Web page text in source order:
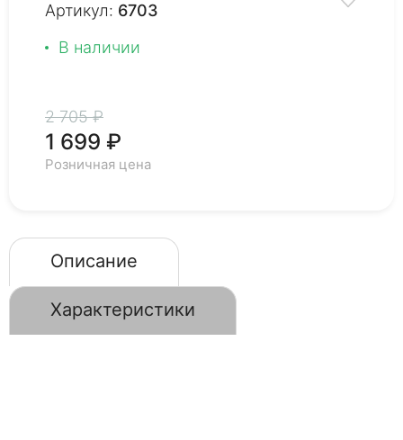
Артикул: 6703
В наличии
2 705 ₽
1 699 ₽
Розничная цена
Описание
Характеристики